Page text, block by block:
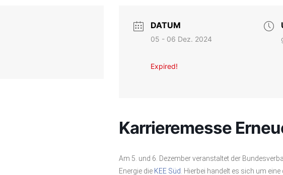
DATUM
05 - 06 Dez. 2024
Expired!
Karrieremesse
Am 5. und 6. Dezember veranstaltet der
Energie die KEE Süd
. Hierbei handelt es sich um